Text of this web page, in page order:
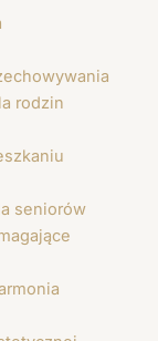
rodzin
seniorów